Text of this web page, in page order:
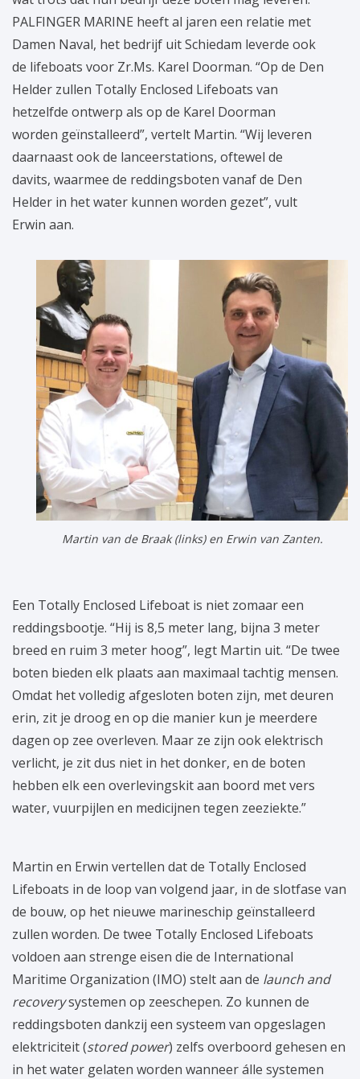
Martin van de Braak (links) en Erwin van Zanten.
PALFINGER MARINE heeft al jaren een relatie met
Damen Naval, het bedrijf uit Schiedam leverde ook
de lifeboats voor Zr.Ms. Karel Doorman. “Op de Den
Helder zullen Totally Enclosed Lifeboats van
hetzelfde ontwerp als op de Karel Doorman
worden geïnstalleerd”, vertelt Martin. “Wij leveren
daarnaast ook de lanceerstations, oftewel de
davits, waarmee de reddingsboten vanaf de Den
Helder in het water kunnen worden gezet”, vult
Erwin aan.
Een Totally Enclosed Lifeboat is niet zomaar een
reddingsbootje. “Hij is 8,5 meter lang, bijna 3 meter
breed en ruim 3 meter hoog”, legt Martin uit. “De twee
boten bieden elk plaats aan maximaal tachtig mensen.
Omdat het volledig afgesloten boten zijn, met deuren
erin, zit je droog en op die manier kun je meerdere
dagen op zee overleven. Maar ze zijn ook elektrisch
verlicht, je zit dus niet in het donker, en de boten
hebben elk een overlevingskit aan boord met vers
water, vuurpijlen en medicijnen tegen zeeziekte.”
Martin en Erwin vertellen dat de Totally Enclosed
Lifeboats in de loop van volgend jaar, in de slotfase van
de bouw, op het nieuwe marineschip geïnstalleerd
zullen worden. De twee Totally Enclosed Lifeboats
voldoen aan strenge eisen die de International
Maritime Organization (IMO) stelt aan de launch and
recoverysystemen op zeeschepen. Zo kunnen de
reddingsboten dankzij een systeem van opgeslagen
elektriciteit (stored power) zelfs overboord gehesen en
in het water gelaten worden wanneer álle systemen